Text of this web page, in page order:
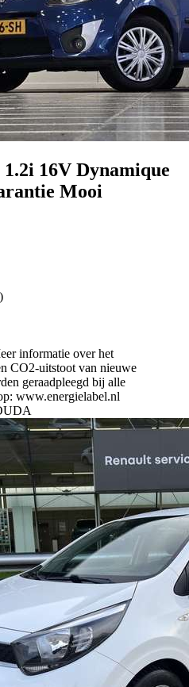
1.2i 16V Dynamique
Mooi
informatie over het
CO2-uitstoot van nieuwe
geraadpleegd bij alle
www.energielabel.nl